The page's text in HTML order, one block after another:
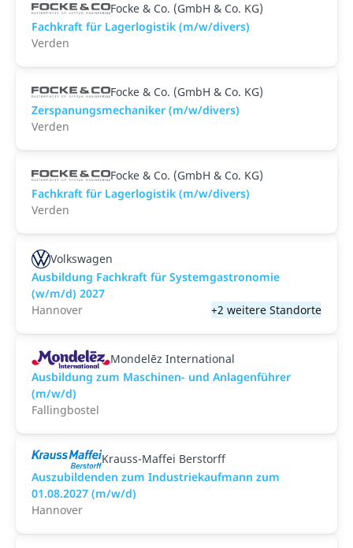
Focke & Co. (GmbH & Co. KG)
Fachkraft für Lagerlogistik (m/w/divers)
Verden
Focke & Co. (GmbH & Co. KG)
Zerspanungsmechaniker (m/w/divers)
Verden
Focke & Co. (GmbH & Co. KG)
Fachkraft für Lagerlogistik (m/w/divers)
Verden
Volkswagen
Ausbildung Fachkraft für Systemgastronomie
(w/m/d) 2027
Hannover
+2 weitere Standorte
Mondelēz International
Ausbildung zum Maschinen- und Anlagenführer
(m/w/d)
Fallingbostel
Krauss-Maffei Berstorff
Auszubildenden zum Industriekaufmann zum
01.08.2027 (m/w/d)
Hannover